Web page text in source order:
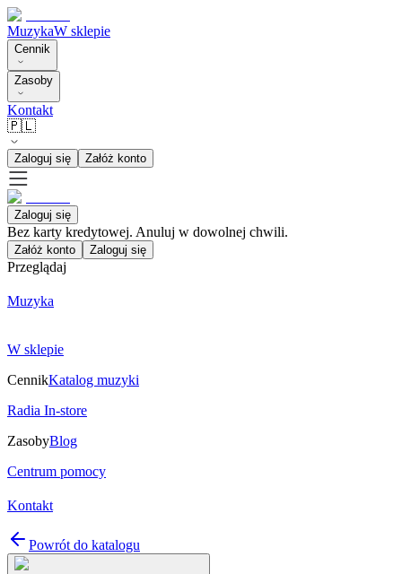
MuzykaW sklepie
Cennik
Zasoby
Kontakt
🇵🇱
Zaloguj się Załóż konto
Zaloguj się
Bez karty kredytowej. Anuluj w dowolnej chwili.
Załóż konto Zaloguj się
Przeglądaj
Muzyka
W sklepie
CennikKatalog muzyki
Radia In-store
ZasobyBlog
Centrum pomocy
Kontakt
Powrót do katalogu